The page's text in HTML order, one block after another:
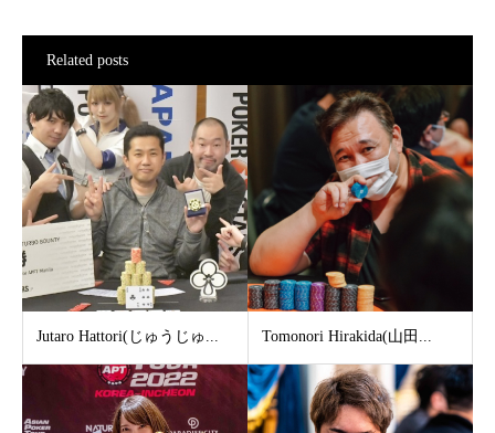
Related posts
Jutaro Hattori(じゅうじゅ... Tomonori Hirakida(山田...